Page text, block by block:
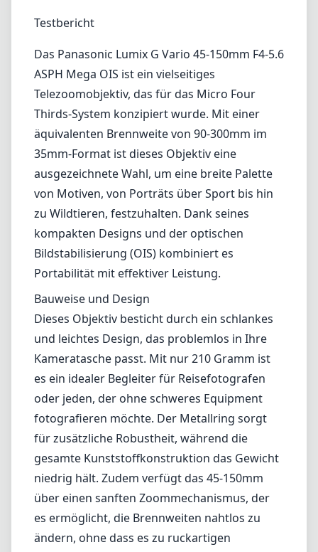
zu Wildtieren, festzuhalten. Dank seines
kompakten Designs und der optischen
Bildstabilisierung (OIS) kombiniert es
Portabilität mit effektiver Leistung.
Bauweise und Design
Dieses Objektiv besticht durch ein schlankes
und leichtes Design, das problemlos in Ihre
Kameratasche passt. Mit nur 210 Gramm ist
es ein idealer Begleiter für Reisefotografen
oder jeden, der ohne schweres Equipment
fotografieren möchte. Der Metallring sorgt
für zusätzliche Robustheit, während die
gesamte Kunststoffkonstruktion das Gewicht
niedrig hält. Zudem verfügt das 45-150mm
über einen sanften Zoommechanismus, der
es ermöglicht, die Brennweiten nahtlos zu
ändern, ohne dass es zu ruckartigen
Bewegungen kommt.
Bildqualität
In Bezug auf die Bildqualität liefert das Lumix
G Vario 45-150mm bemerkenswert scharfe
Bilder, besonders im mittleren Bereich seiner
Zoomrange. Bei weiteren Blendenöffnungen
bleiben die Bilder relativ scharf, können
jedoch an den Kanten leicht weich wirken. Die
Verwendung asphärischer Elemente und ED